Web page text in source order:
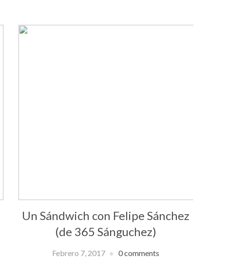
Un Sándwich con Felipe Sánchez
(de 365 Sánguchez)
Febrero 7, 2017 0 comments